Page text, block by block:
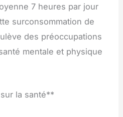
7 heures par jour
surconsommation de
des préoccupations
mentale et physique
la santé**